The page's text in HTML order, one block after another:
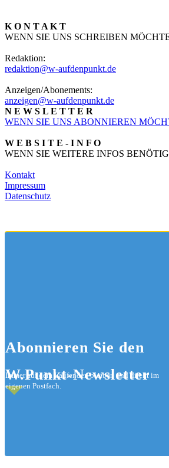
K O N T A K T
WENN SIE UNS SCHREIBEN
Redaktion:
redaktion@w-aufdenpunkt.de
Anzeigen/Abonements:
anzeigen@w-aufdenpunkt.de
N E W S L E T T E R
WENN SIE UNS ABONNIEREN
W E B S I T E - I N F O
WENN SIE WEITERE INFOS
Kontakt
Impressum
Datenschutz
Abonnieren Sie den
W.Punkt-Newsletter
Immer auf dem Laufenden bleiben und direkt im
eigenen Postfach.